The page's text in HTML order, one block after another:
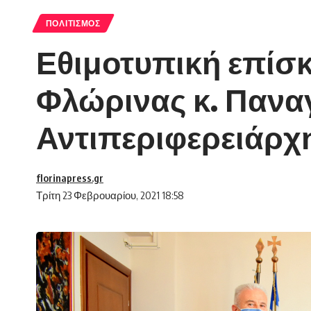
ΠΟΛΙΤΙΣΜΌΣ
Εθιμοτυπική
Φλώρινας κ.
Τρίτη 23 Φεβρουαρίου, 2021 18:58
florinapress.gr